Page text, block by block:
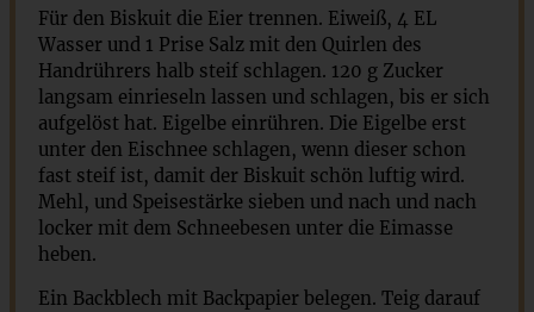
Für den Biskuit die Eier trennen. Eiweiß, 4 EL
Wasser und 1 Prise Salz mit den Quirlen des
Handrührers halb steif schlagen. 120 g Zucker
langsam einrieseln lassen und schlagen, bis er sich
aufgelöst hat. Eigelbe einrühren. Die Eigelbe erst
unter den Eischnee schlagen, wenn dieser schon
fast steif ist, damit der Biskuit schön luftig wird.
Mehl, und Speisestärke sieben und nach und nach
locker mit dem Schneebesen unter die Eimasse
heben.
Ein Backblech mit Backpapier belegen. Teig darauf